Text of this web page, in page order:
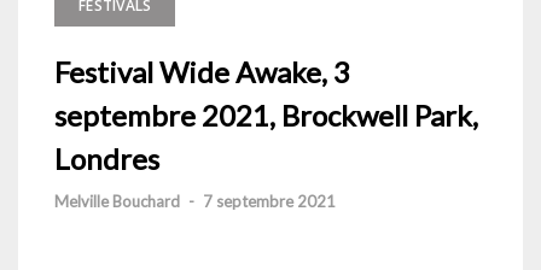
FESTIVALS
Festival Wide Awake, 3
septembre 2021, Brockwell Park,
Londres
Melville Bouchard - 7 septembre 2021